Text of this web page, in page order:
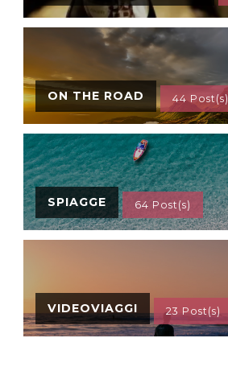
ON THE ROAD 44 Post(s)
SPIAGGE 64 Post(s)
VIDEOVIAGGI 23 Post(s)